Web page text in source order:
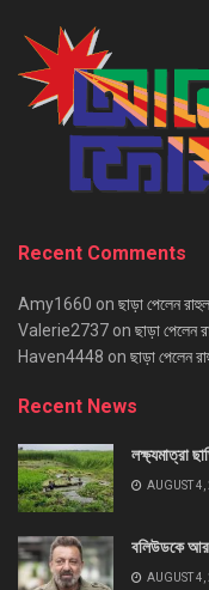
Recent Comments
Amy1660 on ছাড়া পেলেন
Valerie2737 on ছাড়া পেলেন
Haven4448 on ছাড়া পেলেন
Recent News
লক্ষ্যমাত্রা
AUGUST
বলিউডকে আর
AUGUST